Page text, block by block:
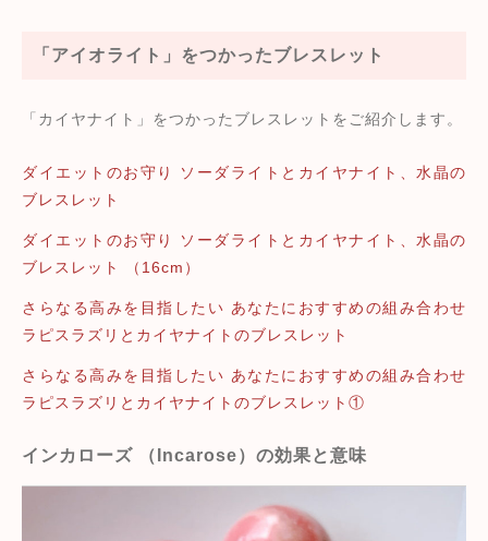
「アイオライト」をつかったブレスレット
「カイヤナイト」をつかったブレスレットをご紹介します。
ダイエットのお守り ソーダライトとカイヤナイト、水晶の
ブレスレット
ダイエットのお守り ソーダライトとカイヤナイト、水晶の
ブレスレット （16cm）
さらなる高みを目指したい あなたにおすすめの組み合わせ
ラピスラズリとカイヤナイトのブレスレット
さらなる高みを目指したい あなたにおすすめの組み合わせ
ラピスラズリとカイヤナイトのブレスレット①
インカローズ （Incarose）の効果と意味